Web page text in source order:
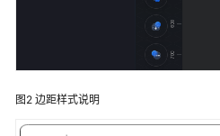
图2 边距样式说明